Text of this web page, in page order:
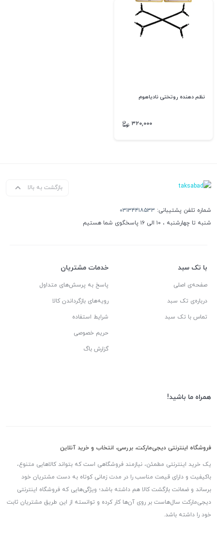
نظم دهنده روتختی نادیاهوم
۳۲۰,۰۰۰
بازگشت به بالا
شماره تلفن پشتیبانی: ۰۳۱۳۴۴۱۸۵۳۳
شنبه تا چهارشنبه ، ۱۰ الی ۱۶ پاسخگوی شما هستیم
با تک سبد
صفحه‌ی اصلی
درباره‌ی تک سبد
تماس با تک سبد
خدمات مشتریان
پاسخ به پرسش‌های متداول
رویه‌های بازگرداندن کالا
شرایط استفاده
حریم خصوصی
گزارش باگ
همراه ما باشید!
فروشگاه اینترنتی دیجی‌مارکت، بررسی، انتخاب و خرید آنلاین
یک خرید اینترنتی مطمئن، نیازمند فروشگاهی است که بتواند کالاهایی متنوع،
باکیفیت و دارای قیمت مناسب را در مدت زمانی کوتاه به دست مشتریان خود
برساند و ضمانت بازگشت کالا هم داشته باشد؛ ویژگی‌هایی که فروشگاه اینترنتی
دیجی‌مارکت سال‌هاست بر روی آن‌ها کار کرده و توانسته از این طریق مشتریان ثابت
خود را داشته باشد.